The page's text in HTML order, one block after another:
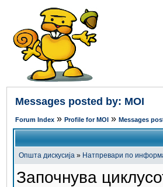
Messages posted by: MOI
Forum Index » Profile for MOI » Messages
Општа дискусија » Натпревари по
Започнува